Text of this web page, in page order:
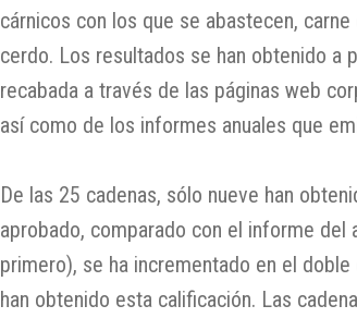
cárnicos con los que se abastecen,
cerdo. Los resultados se han obtenido a
recabada a través de las páginas web
así como de los informes anuales que
De las 25 cadenas, sólo nueve han
aprobado, comparado con el informe del
primero), se ha incrementado en el
han obtenido esta calificación. Las